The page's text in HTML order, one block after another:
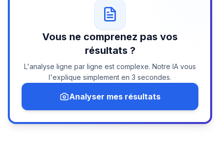
Vous ne comprenez pas vos
résultats ?
L'analyse ligne par ligne est complexe. Notre IA vous
l'explique simplement en 3 secondes.
Analyser mes résultats